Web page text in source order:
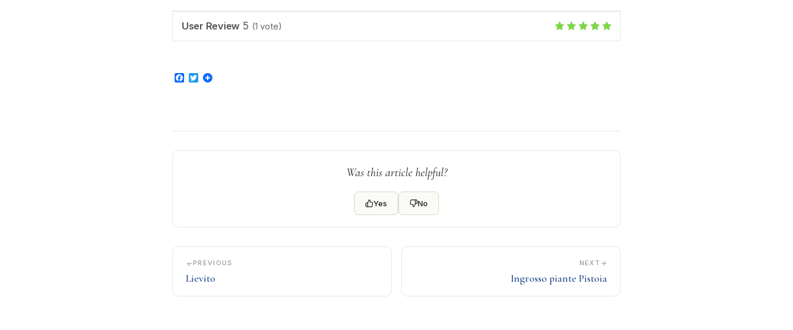
User Review 5 (1 vote)
Facebook
Twitter
Was this article helpful?
Yes No
PREVIOUS
Lievito
NEXT
Ingrosso piante Pistoia